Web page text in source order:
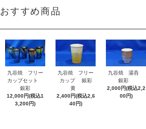
おすすめ商品
九谷焼 フリー
カップセット
銀彩
12,000円(税込1
3,200円)
九谷焼 フリー
カップ 銀彩
黄
2,400円(税込2,6
40円)
九谷焼 湯呑
銀彩
2,000円(税込2,2
00円)